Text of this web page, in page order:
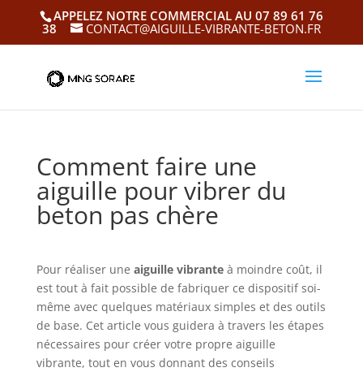
APPELEZ NOTRE COMMERCIAL AU 07 89 61 76
38
CONTACT@AIGUILLE-VIBRANTE-BETON.FR
Comment faire une
aiguille pour vibrer du
beton pas chère
Pour réaliser une aiguille vibranteà moindre coût, il
est tout à fait possible de fabriquer ce dispositif soi-
même avec quelques matériaux simples et des outils
de base. Cet article vous guidera à travers les étapes
nécessaires pour créer votre propre aiguille
vibrante, tout en vous donnant des conseils